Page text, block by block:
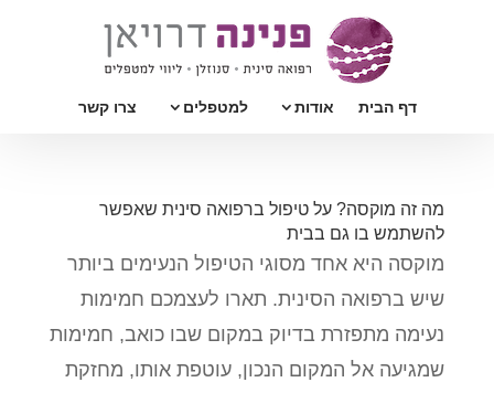
דף הבית אודות למטפלים צרו קשר
מה זה מוקסה? על טיפול ברפואה סינית שאפשר
להשתמש בו גם בבית
מוקסה היא אחד מסוגי הטיפול הנעימים ביותר
שיש ברפואה הסינית. תארו לעצמכם חמימות
נעימה מתפזרת בדיוק במקום שבו כואב, חמימות
שמגיעה אל המקום הנכון, עוטפת אותו, מחזקת